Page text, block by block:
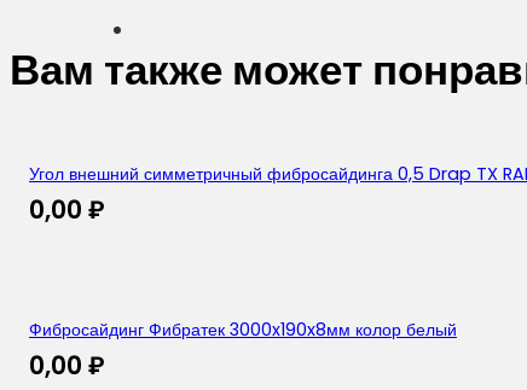
Вам также может
Угол внешний симметричный фибросайдинга 0,5 Drap TX
0,00 ₽
Фибросайдинг Фибратек 3000x190x8мм колор белый
0,00 ₽